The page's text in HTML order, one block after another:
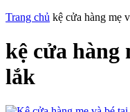
Trang chủ kệ cửa hàng mẹ
kệ cửa hàng
lắk